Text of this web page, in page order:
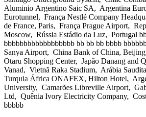
Aluminio Argentino Saic SA, Argentina
Eurotunnel, França Nestlé Company
de France, Paris, França Prague Airport,
Moscow, Rússia Estádio da Luz, Portugal
bbbbbbbbbbbbbbbbbb bb bb bb bbbb
Sanya Airport, China Bank of China,
Otaru Shopping Center, Japão Danang and
Vanad, Vietnã Raka Stadium, Arábia
Turquia África ONAFEX, Hilton Hotel,
University, Camarões Libreville Airport,
Ltd, Quênia Ivory Electricity Company,
bbbbb